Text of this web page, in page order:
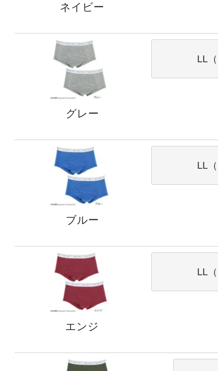
ネイビー
グレー
LL
ブルー
LL
エンジ
LL